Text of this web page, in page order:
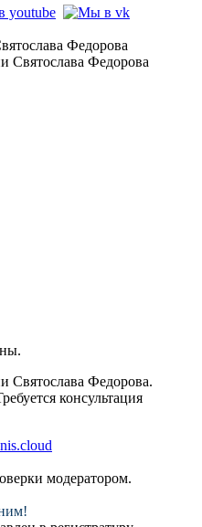
Святослава Федорова
Святослава Федорова.
консультация
модератором.